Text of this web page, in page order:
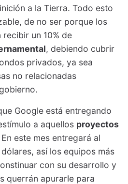
a la Tierra. Todo esto
de no ser porque los
un 10% de
, debiendo cubrir
privados, ya sea
no relacionadas
Google está entregando
a aquellos proyectos
En este mes entregará al
así los equipos más
con su desarrollo y
querrán apurarle para